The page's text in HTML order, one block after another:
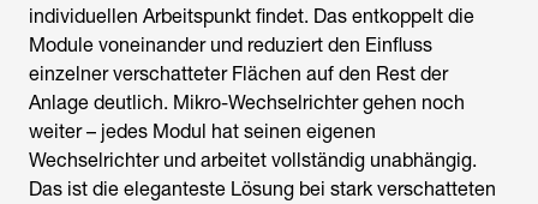
individuellen Arbeitspunkt findet. Das entkoppelt die
Module voneinander und reduziert den Einfluss
einzelner verschatteter Flächen auf den Rest der
Anlage deutlich. Mikro-Wechselrichter gehen noch
weiter – jedes Modul hat seinen eigenen
Wechselrichter und arbeitet vollständig unabhängig.
Das ist die eleganteste Lösung bei stark verschatteten